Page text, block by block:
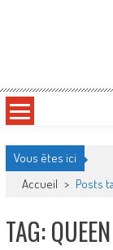
Vous êtes ici
Accueil > Posts
TAG: